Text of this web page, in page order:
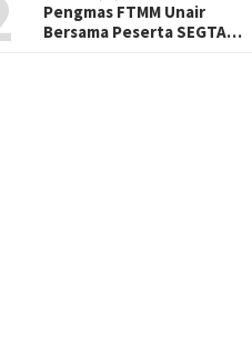
Pengmas FTMM Unair
Bersama Peserta SEGTA…